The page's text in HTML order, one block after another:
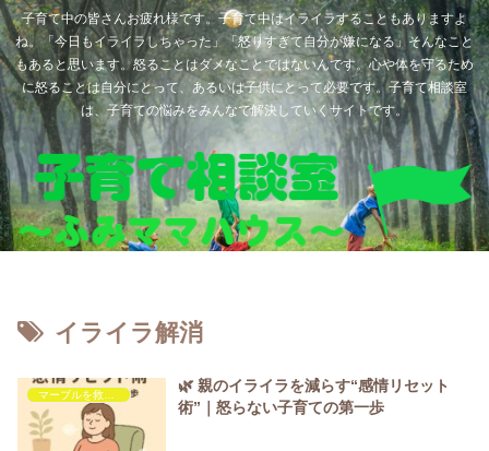
子育て中の皆さんお疲れ様です。子育て中はイライラすることもありますよ
ね。「今日もイライラしちゃった」「怒りすぎて自分が嫌になる」そんなこと
もあると思います。怒ることはダメなことではないんです。心や体を守るため
に怒ることは自分にとって、あるいは子供にとって必要です。子育て相談室
は、子育ての悩みをみんなで解決していくサイトです。
イライラ解消
🌿 親のイライラを減らす“感情リセット
術”｜怒らない子育ての第一歩